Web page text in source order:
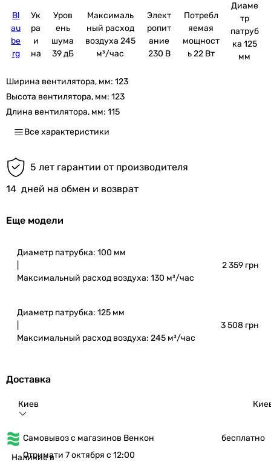
Bl
au
be
rg
Ук
ра
и
на
Уров
ень
шума
39 дБ
Максималь
ный расход
воздуха 245
м³/час
Элект
ропит
ание
230 В
Потребл
яемая
мощност
ь 22 Вт
Диаме
тр
патруб
ка 125
мм
Ширина вентилятора, мм: 123
Высота вентилятора, мм: 123
Длина вентилятора, мм: 115
Все характеристики
5 лет гарантии от производителя
14 дней на обмен и возврат
Еще модели
Диаметр патрубка: 100 мм
Максимальный расход воздуха: 130 м³/час
2 359 грн
Диаметр патрубка: 125 мм
Максимальный расход воздуха: 245 м³/час
3 508 грн
Доставка
Киев
Самовывоз с магазинов Венкон
бесплатно
Наличие в
Отримати 7 октября с 12:00